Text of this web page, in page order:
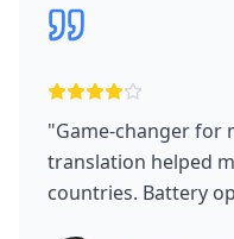
"Game-changer for
translation helped
countries. Battery